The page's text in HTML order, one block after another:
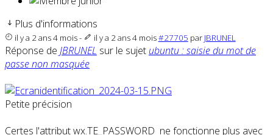
Plus d'informations
il y a 2 ans 4 mois- il y a 2 ans 4 mois#27705 par JBRUNEL
Réponse de JBRUNEL sur le sujet ubuntu : saisie du mot de
passe non masquée
Petite précision
Certes l'attribut wx.TE_PASSWORD ne fonctionne plus avec